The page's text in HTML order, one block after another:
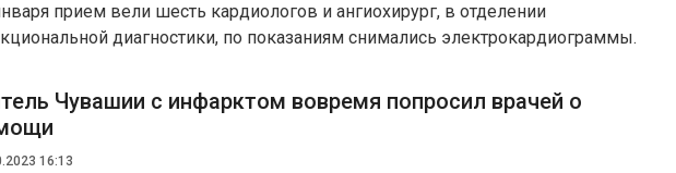
прием вели шесть кардиологов и ангиохирург, в отделении
диагностики, по показаниям снимались электрокардиограммы.
Чувашии с инфарктом вовремя попросил врачей о
16:13